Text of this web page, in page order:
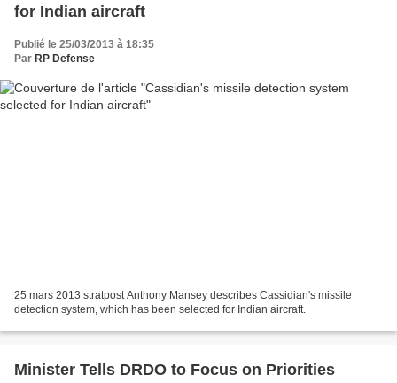
for Indian aircraft
Publié le 25/03/2013 à 18:35
Par RP Defense
25 mars 2013 stratpost Anthony Mansey describes Cassidian's missile
detection system, which has been selected for Indian aircraft.
Minister Tells DRDO to Focus on Priorities